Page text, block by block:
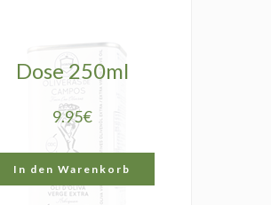
Dose 250ml
9.95€
In den Warenkorb